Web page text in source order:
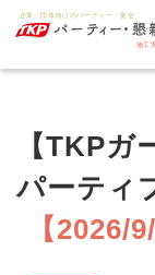
【TKPガ
パーティ
【2026/